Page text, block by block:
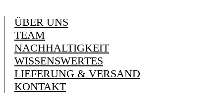
ÜBER UNS
TEAM
NACHHALTIGKEIT
WISSENSWERTES
LIEFERUNG & VERSAND
KONTAKT